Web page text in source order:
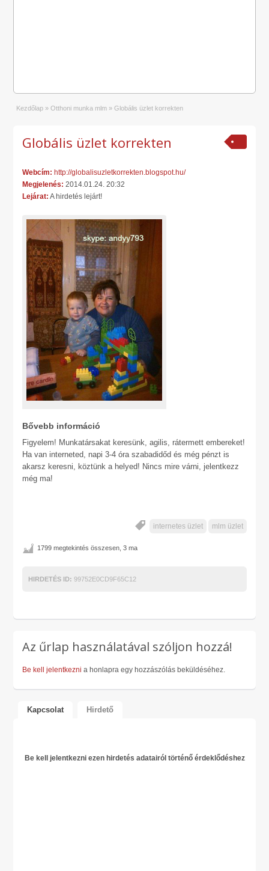
Kezdőlap » Otthoni munka mlm » Globális üzlet korrekten
Globális üzlet korrekten
Webcím: http://globalisuzletkorrekten.blogspot.hu/
Megjelenés: 2014.01.24. 20:32
Lejárat: A hirdetés lejárt!
Bővebb információ
Figyelem! Munkatársakat keresünk, agilis, rátermett embereket!
Ha van interneted, napi 3-4 óra szabadidőd és még pénzt is
akarsz keresni, köztünk a helyed! Nincs mire várni, jelentkezz
még ma!
internetes üzlet mlm üzlet
1799 megtekintés összesen, 3 ma
HIRDETÉS ID:99752E0CD9F65C12
Az űrlap használatával szóljon hozzá!
Be kell jelentkezni a honlapra egy hozzászólás beküldéséhez.
Kapcsolat Hirdető
Be kell jelentkezni ezen hirdetés adatairól történő érdeklődéshez